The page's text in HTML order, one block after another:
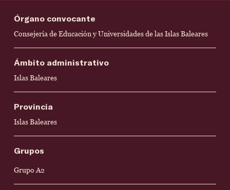
Órgano convocante
Consejería de Educación y Universidades de las Islas Baleares
Ámbito administrativo
Islas Baleares
Provincia
Islas Baleares
Grupos
Grupo A2